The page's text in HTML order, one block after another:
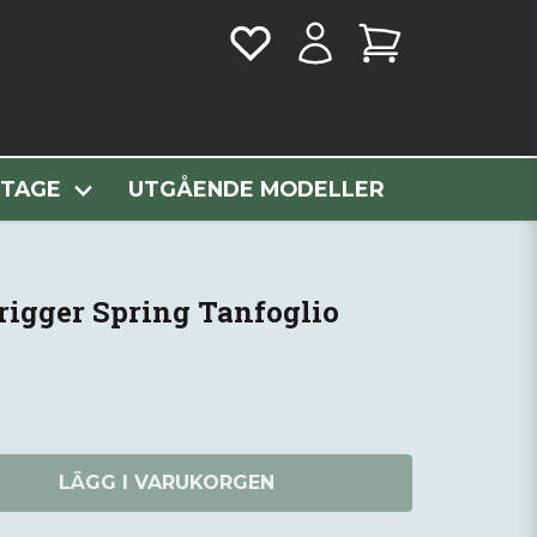
UTGÅENDE MODELLER
Spring Tanfoglio
Spring Tanfoglio
LÄGG I VARUKORGEN